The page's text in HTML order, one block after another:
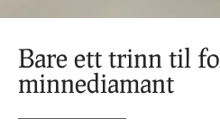
Bare ett trinn til
minnediamant